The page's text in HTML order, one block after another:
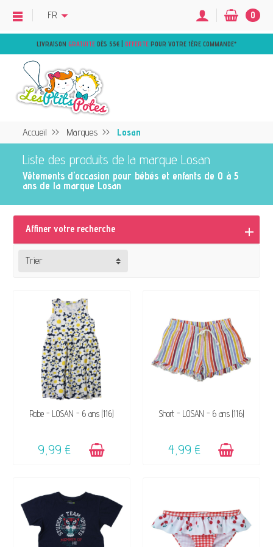
LIVRAISON GRATUITE DÈS 55€ | OFFERTE POUR VOTRE 1ÈRE COMMANDE*
FR 0
Accueil Marques Losan
Liste des produits de la marque Losan
Vêtements d'occasion pour bébés et enfants de 0 à 5
ans de la marque Losan
Affiner votre recherche
Trier
DISPONIBLE
Robe - LOSAN - 6 ans (116)
9,99 €
DISPONIBLE
Short - LOSAN - 6 ans (116)
4,99 €